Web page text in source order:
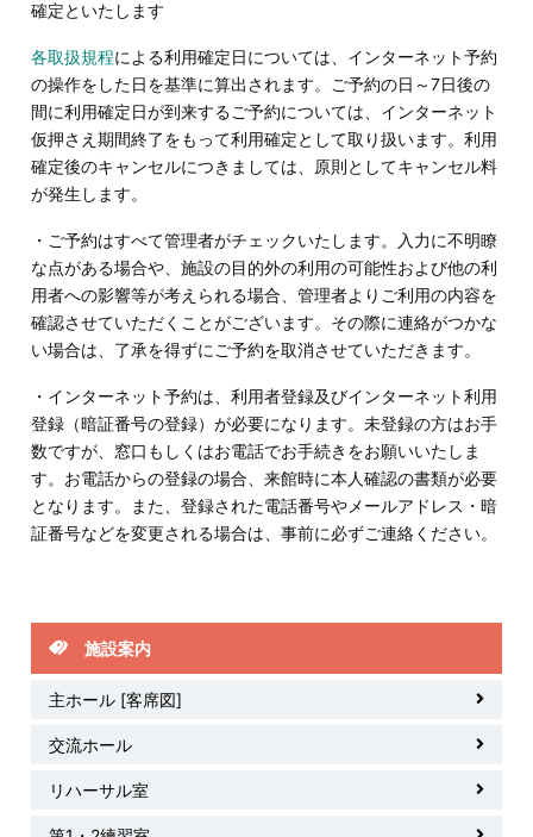
確定といたします
各取扱規程による利用確定日については、インターネット予約
の操作をした日を基準に算出されます。ご予約の日～7日後の
間に利用確定日が到来するご予約については、インターネット
仮押さえ期間終了をもって利用確定として取り扱います。利用
確定後のキャンセルにつきましては、原則としてキャンセル料
が発生します。
・ご予約はすべて管理者がチェックいたします。入力に不明瞭
な点がある場合や、施設の目的外の利用の可能性および他の利
用者への影響等が考えられる場合、管理者よりご利用の内容を
確認させていただくことがございます。その際に連絡がつかな
い場合は、了承を得ずにご予約を取消させていただきます。
・インターネット予約は、利用者登録及びインターネット利用
登録（暗証番号の登録）が必要になります。未登録の方はお手
数ですが、窓口もしくはお電話でお手続きをお願いいたしま
す。お電話からの登録の場合、来館時に本人確認の書類が必要
となります。また、登録された電話番号やメールアドレス・暗
証番号などを変更される場合は、事前に必ずご連絡ください。
施設案内
主ホール [客席図]
交流ホール
リハーサル室